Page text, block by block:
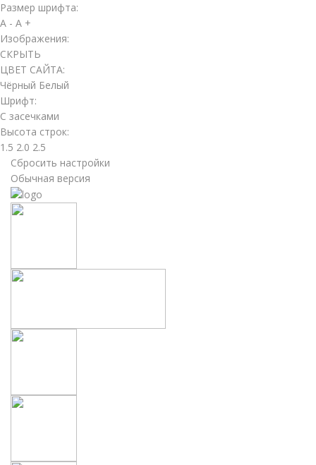
Размер шрифта:
A - A +
Изображения:
СКРЫТЬ
ЦВЕТ САЙТА:
Чёрный Белый
Шрифт:
С засечками
Высота строк:
1.5 2.0 2.5
Сбросить настройки
Обычная версия